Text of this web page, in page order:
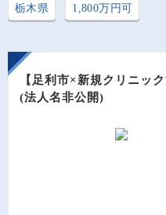
栃木県
1,800万円可
【足利市×新規クリニッ
(法人名非公開)